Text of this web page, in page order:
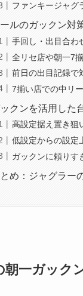
ファンキージャグ
ルのガックン対
手回し・出目合わ
全リセ店や朝一7
前日の出目記録で
7揃い店での中リ
クンを活用した
高設定据え置き狙
低設定からの設定
ガックンに頼りす
め：ジャグラー
朝一ガック